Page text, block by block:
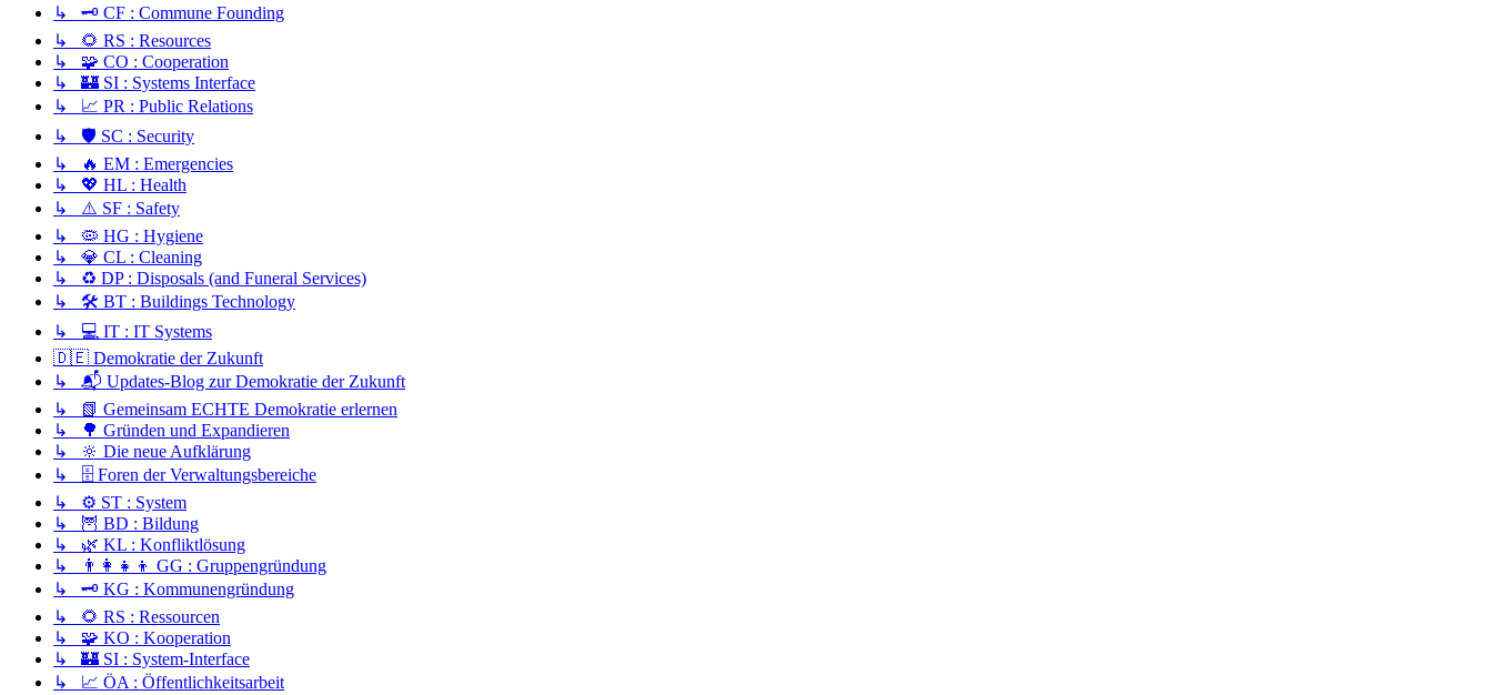
↳ 🗝️ CF : Commune Founding
↳ 🌻 RS : Resources
↳ 🧩 CO : Cooperation
↳ 🏰 SI : Systems Interface
↳ 📈 PR : Public Relations
↳ 🛡️ SC : Security
↳ 🔥 EM : Emergencies
↳ 💖 HL : Health
↳ ⚠️ SF : Safety
↳ 🦠 HG : Hygiene
↳ 💎 CL : Cleaning
↳ ♻️ DP : Disposals (and Funeral Services)
↳ 🛠️ BT : Buildings Technology
↳ 💻 IT : IT Systems
🇩🇪 Demokratie der Zukunft
↳ 📬 Updates-Blog zur Demokratie der Zukunft
↳ 📗 Gemeinsam ECHTE Demokratie erlernen
↳ 🌳 Gründen und Expandieren
↳ 🔆 Die neue Aufklärung
↳ 🗄️ Foren der Verwaltungsbereiche
↳ ⚙️ ST : System
↳ 🦉 BD : Bildung
↳ 🌿 KL : Konfliktlösung
↳ 👨‍👩‍👧‍👦 GG : Gruppengründung
↳ 🗝️ KG : Kommunengründung
↳ 🌻 RS : Ressourcen
↳ 🧩 KO : Kooperation
↳ 🏰 SI : System-Interface
↳ 📈 ÖA : Öffentlichkeitsarbeit